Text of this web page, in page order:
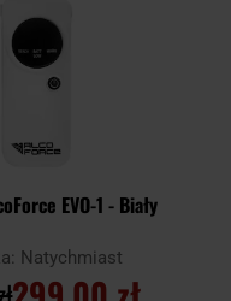
EVO-1 - Biały
Natychmiast